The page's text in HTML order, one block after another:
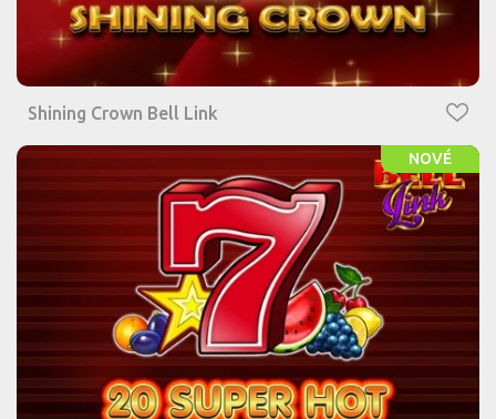
Shining Crown Bell Link
NOVÉ